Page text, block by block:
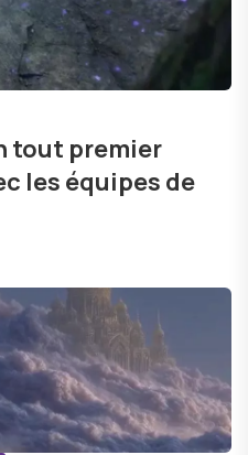
tout premier
les équipes de